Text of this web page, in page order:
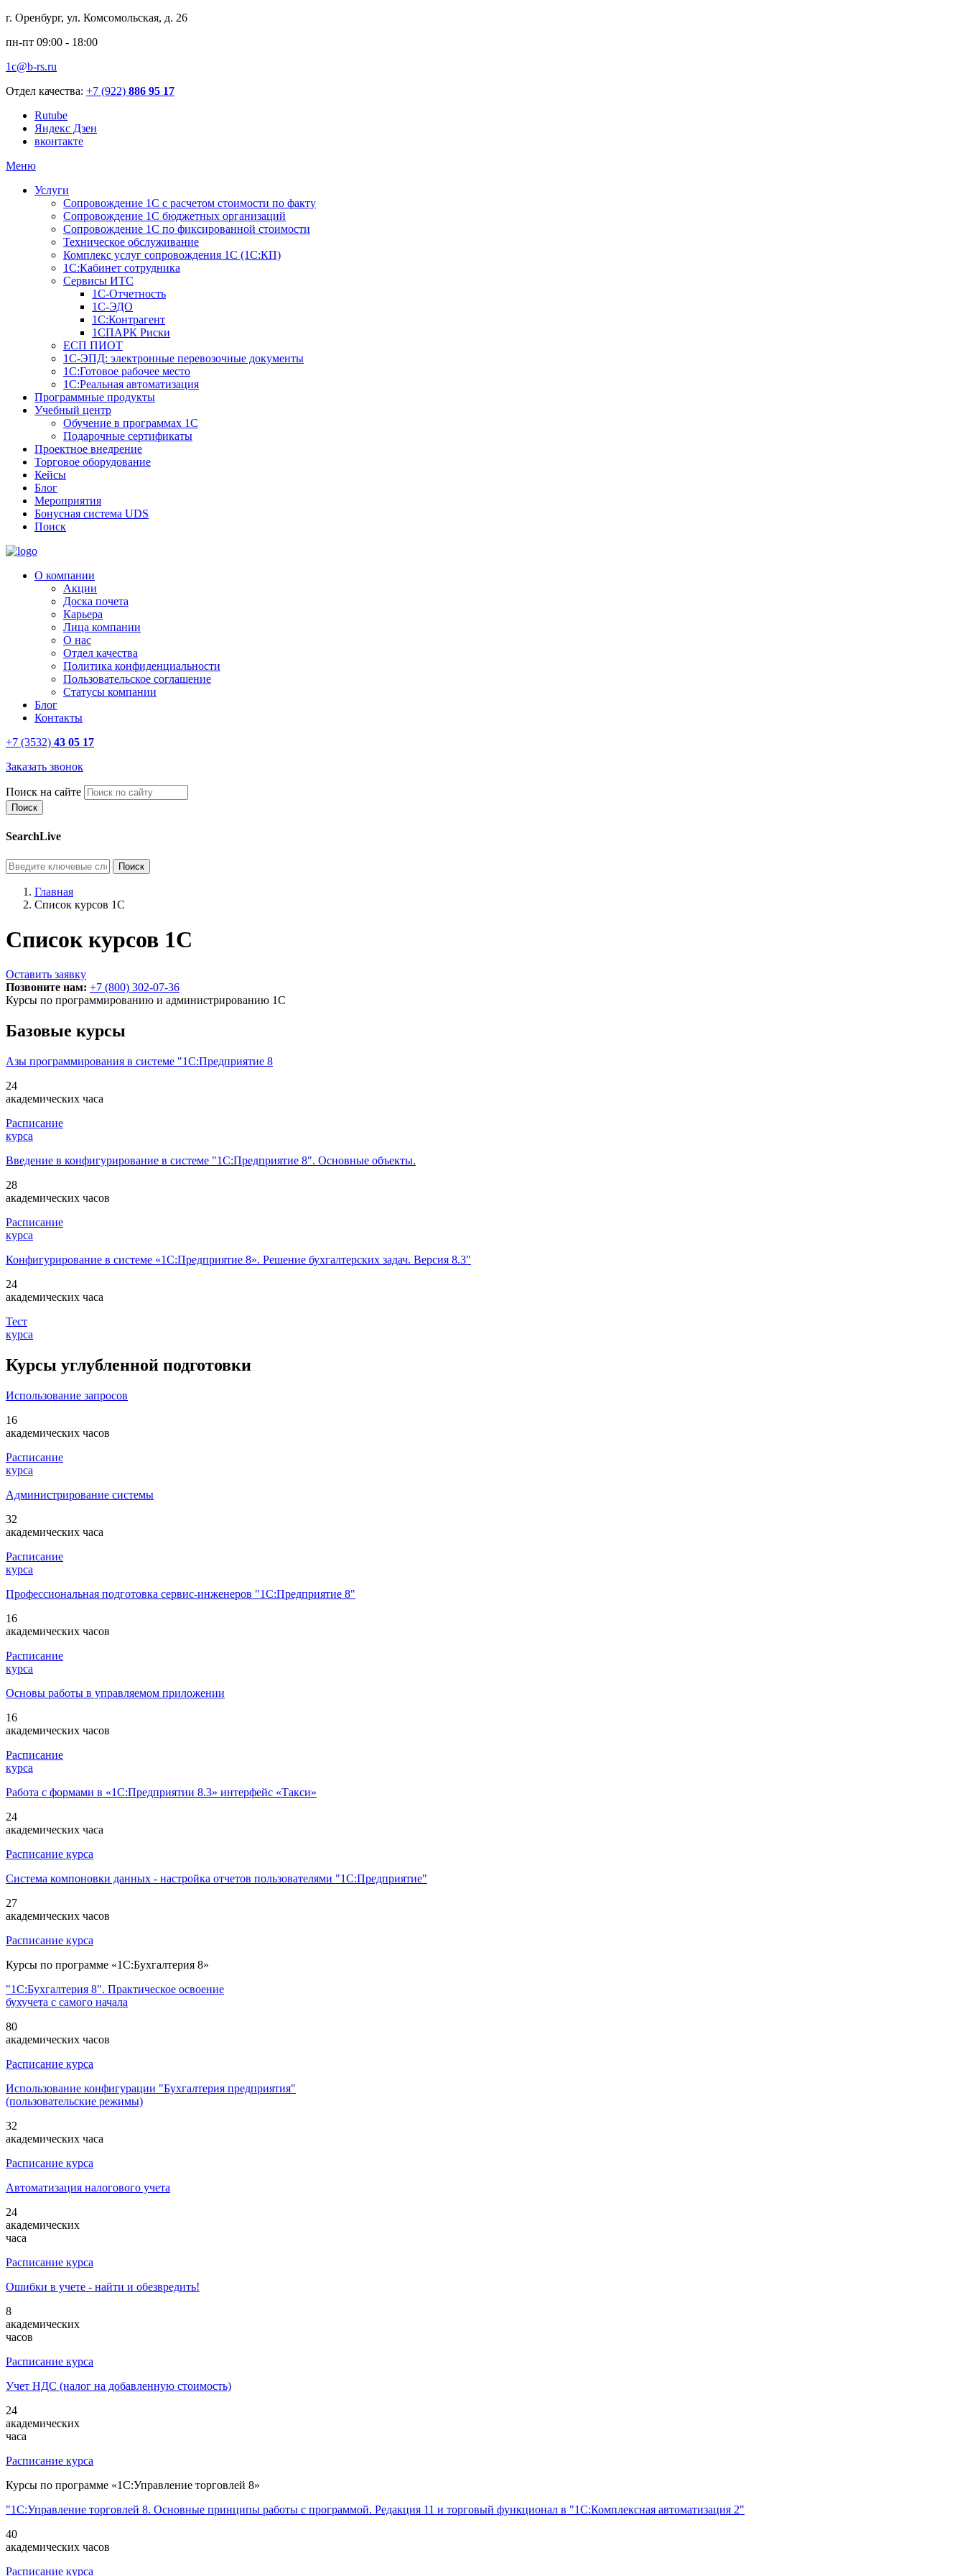
г. Оренбург, ул. Комсомольская, д. 26
пн-пт 09:00 - 18:00
1c@b-rs.ru
Отдел качества: +7 (922) 886 95 17
Rutube
Яндекс Дзен
вконтакте
Меню
Услуги
Сопровождение 1С с расчетом стоимости по факту
Сопровождение 1С бюджетных организаций
Сопровождение 1С по фиксированной стоимости
Техническое обслуживание
Комплекс услуг сопровождения 1С (1С:КП)
1С:Кабинет сотрудника
Сервисы ИТС
1С-Отчетность
1С-ЭДО
1С:Контрагент
1СПАРК Риски
ЕСП ПИОТ
1С-ЭПД: электронные перевозочные документы
1С:Готовое рабочее место
1С:Реальная автоматизация
Программные продукты
Учебный центр
Обучение в программах 1С
Подарочные сертификаты
Проектное внедрение
Торговое оборудование
Кейсы
Блог
Мероприятия
Бонусная система UDS
Поиск
О компании
Акции
Доска почета
Карьера
Лица компании
О нас
Отдел качества
Политика конфиденциальности
Пользовательское соглашение
Статусы компании
Блог
Контакты
+7 (3532) 43 05 17
Заказать звонок
Поиск на сайте
SearchLive
Главная
Список курсов 1С
Список курсов 1С
Оставить заявку
Позвоните нам: +7 (800) 302-07-36
Курсы по программированию и администрированию 1C
Базовые курсы
Азы программирования в системе "1С:Предприятие 8
24
академических часа
Расписание
курса
Введение в конфигурирование в системе "1С:Предприятие 8". Основные объекты.
28
академических часов
Расписание
курса
Конфигурирование в системе «1С:Предприятие 8». Решение бухгалтерских задач. Версия 8.3"
24
академических часа
Тест
курса
Курсы углубленной подготовки
Использование запросов
16
академических часов
Расписание
курса
Администрирование системы
32
академических часа
Расписание
курса
Профессиональная подготовка сервис-инженеров "1С:Предприятие 8"
16
академических часов
Расписание
курса
Основы работы в управляемом приложении
16
академических часов
Расписание
курса
Работа с формами в «1С:Предприятии 8.3» интерфейс «Такси»
24
академических часа
Расписание курса
Система компоновки данных - настройка отчетов пользователями "1С:Предприятие"
27
академических часов
Расписание курса
Курсы по программе «1С:Бухгалтерия 8»
"1С:Бухгалтерия 8". Практическое освоение
бухучета с самого начала
80
академических часов
Расписание курса
Использование конфигурации "Бухгалтерия предприятия"
(пользовательские режимы)
32
академических часа
Расписание курса
Автоматизация налогового учета
24
академических
часа
Расписание курса
Ошибки в учете - найти и обезвредить!
8
академических
часов
Расписание курса
Учет НДС (налог на добавленную стоимость)
24
академических
часа
Расписание курса
Курсы по программе «1С:Управление торговлей 8»
"1С:Управление торговлей 8. Основные принципы работы с программой. Редакция 11 и торговый функционал в "1С:Комплексная автоматизация 2"
40
академических часов
Расписание курса